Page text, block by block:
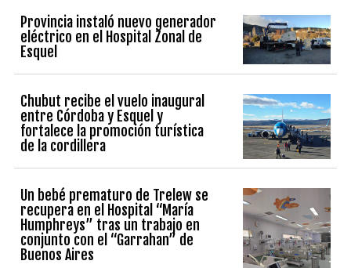
Provincia instaló nuevo generador
eléctrico en el Hospital Zonal de
Esquel
Chubut recibe el vuelo inaugural
entre Córdoba y Esquel y
fortalece la promoción turística
de la cordillera
Un bebé prematuro de Trelew se
recupera en el Hospital “María
Humphreys” tras un trabajo en
conjunto con el “Garrahan” de
Buenos Aires